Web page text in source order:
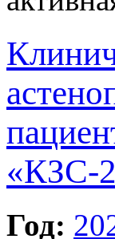
«КЗС-
Год: